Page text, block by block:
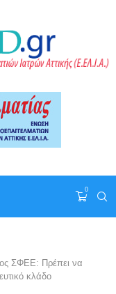
0
ΣΦΕΕ: Πρέπει να
κλάδο